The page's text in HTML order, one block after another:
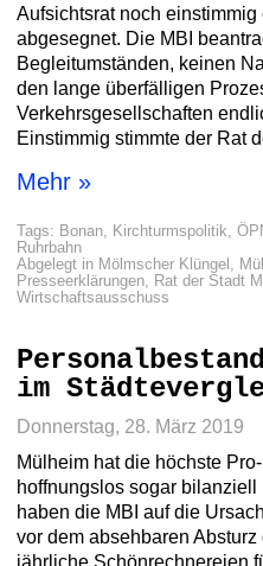
Aufsichtsrat noch
abgesegnet. Die MBI
Begleitumständen, keinen
den lange überfälligen
Verkehrsgesellschaften
Einstimmig stimmte der Rat
Mehr »
Tags: Bonan, Kirchturmspolitik,
Ruhrbahn
Abgelegt in Mölmscher Klüngel ,
Presseerklärungen, Rat der Stadt
Wirtschaftsausschuss
im
Donnerstag, 28. März 2019
Mülheim hat die höchste
hoffnungslos sogar
haben die MBI auf die
vor dem absehbaren
jährliche Schönrechnereien